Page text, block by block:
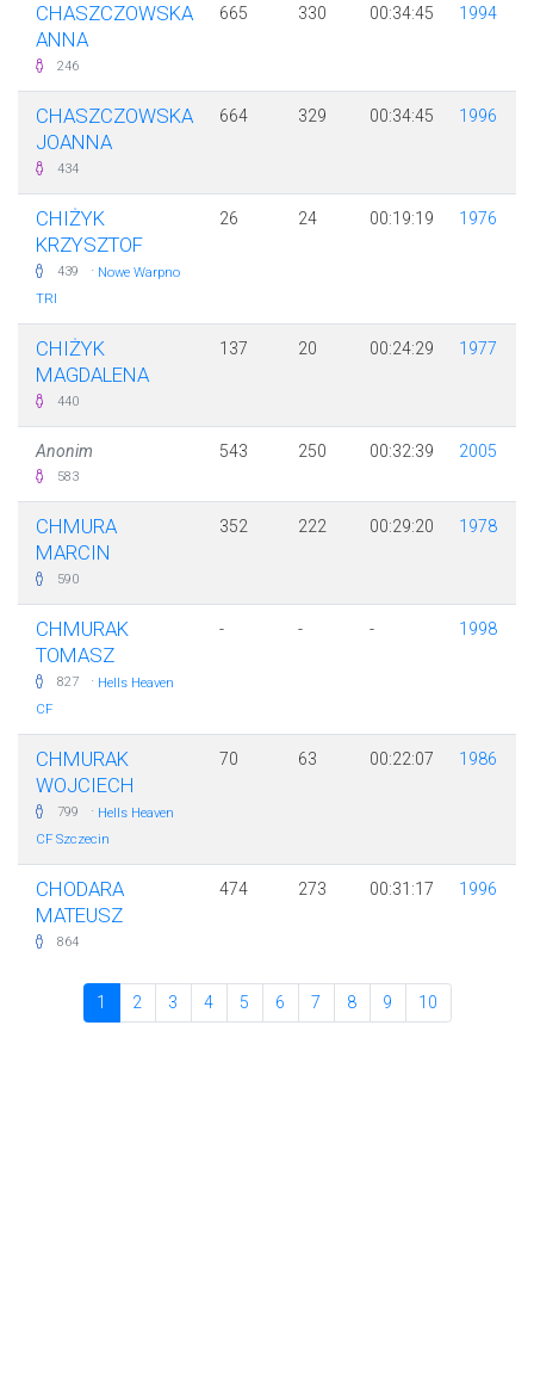
CHASZCZOWSKA
ANNA
246
665 330 00:34:45 1994
CHASZCZOWSKA
JOANNA
434
664 329 00:34:45 1996
CHIŻYK
KRZYSZTOF
439 · Nowe Warpno
TRI
26 24 00:19:19 1976
CHIŻYK
MAGDALENA
440
137 20 00:24:29 1977
Anonim
583
543 250 00:32:39 2005
CHMURA
MARCIN
590
352 222 00:29:20 1978
CHMURAK
TOMASZ
827 · Hells Heaven
CF
- - - 1998
CHMURAK
WOJCIECH
799 · Hells Heaven
CF Szczecin
70 63 00:22:07 1986
CHODARA
MATEUSZ
864
474 273 00:31:17 1996
1 2 3 4 5 6 7 8 9 10